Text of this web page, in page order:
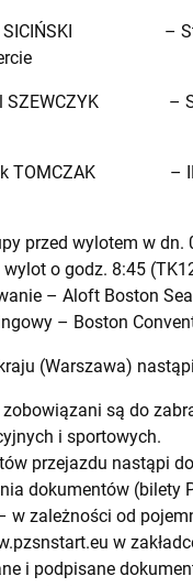
– Start
–
– IKS
przed wylotem w dn.
o godz. 8:45
– Aloft Boston
– Boston
(Warszawa)
są do
i sportowych.
przejazdu nastąpi
dokumentów (bilety
w zależności od
w
i podpisane